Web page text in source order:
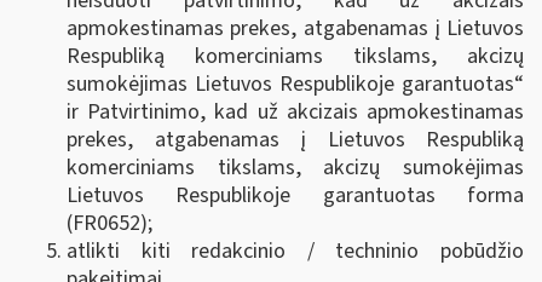
apmokestinamas prekes, atgabenamas į Lietuvos
Respubliką komerciniams tikslams, akcizų
sumokėjimas Lietuvos Respublikoje garantuotas“
ir Patvirtinimo, kad už akcizais apmokestinamas
prekes, atgabenamas į Lietuvos Respubliką
komerciniams tikslams, akcizų sumokėjimas
Lietuvos Respublikoje garantuotas forma
(FR0652);
atlikti kiti redakcinio / techninio pobūdžio